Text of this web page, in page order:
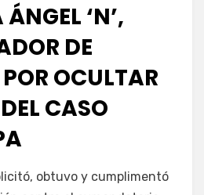
‘N’,
DE
OCULTAR
CASO
obtuvo y cumplimentó